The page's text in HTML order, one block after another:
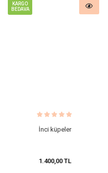
KARGO
BEDAVA
İnci küpeler
1.400,00 TL